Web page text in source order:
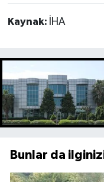
Kaynak: İHA
Bunlar da